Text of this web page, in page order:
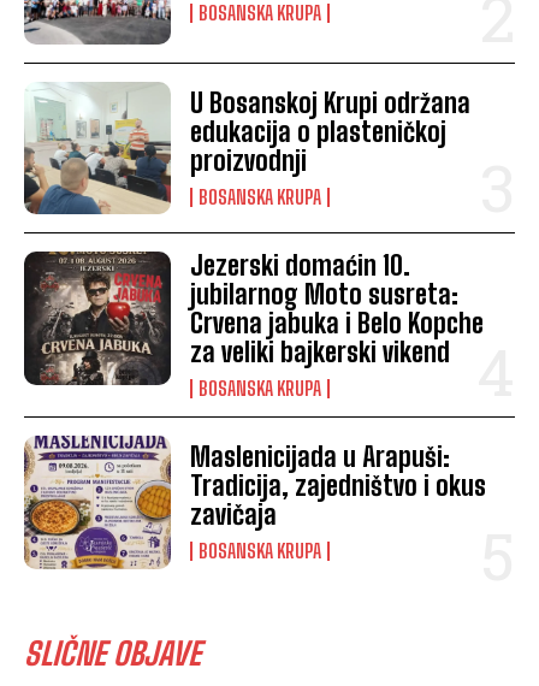
BOSANSKA KRUPA
U Bosanskoj Krupi održana
edukacija o plasteničkoj
proizvodnji
BOSANSKA KRUPA
Jezerski domaćin 10.
jubilarnog Moto susreta:
Crvena jabuka i Belo Kopche
za veliki bajkerski vikend
BOSANSKA KRUPA
Maslenicijada u Arapuši:
Tradicija, zajedništvo i okus
zavičaja
BOSANSKA KRUPA
SLIČNE OBJAVE